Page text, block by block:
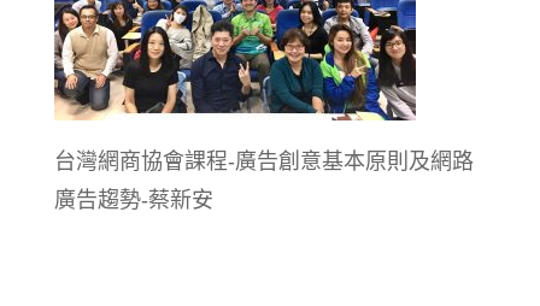
台灣網商協會課程-廣告創意基本原則及網路
廣告趨勢-蔡新安